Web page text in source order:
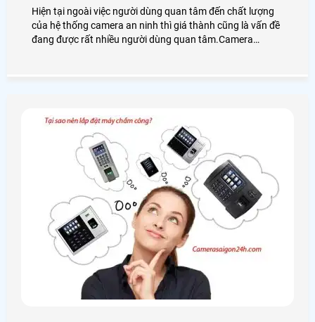
Hiện tại ngoài việc người dùng quan tâm đến chất lượng
của hệ thống camera an ninh thì giá thành cũng là vấn đề
đang được rất nhiều người dùng quan tâm.Camera